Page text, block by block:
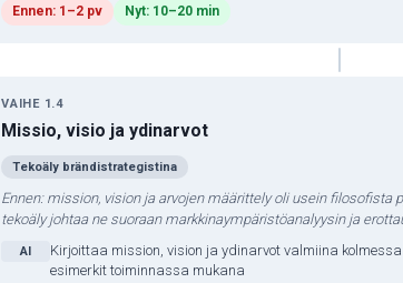
Ennen: 1–2 pv Nyt: 10–20 min
VAIHE 1.4
Missio, visio ja ydinarvot
Tekoäly brändistrategistina
Ennen: mission, vision ja arvojen määrittely oli usein filosofista
tekoäly johtaa ne suoraan markkinaympäristöanalyysin ja
AI
Kirjoittaa mission, vision ja ydinarvot valmiina
esimerkit toiminnassa mukana